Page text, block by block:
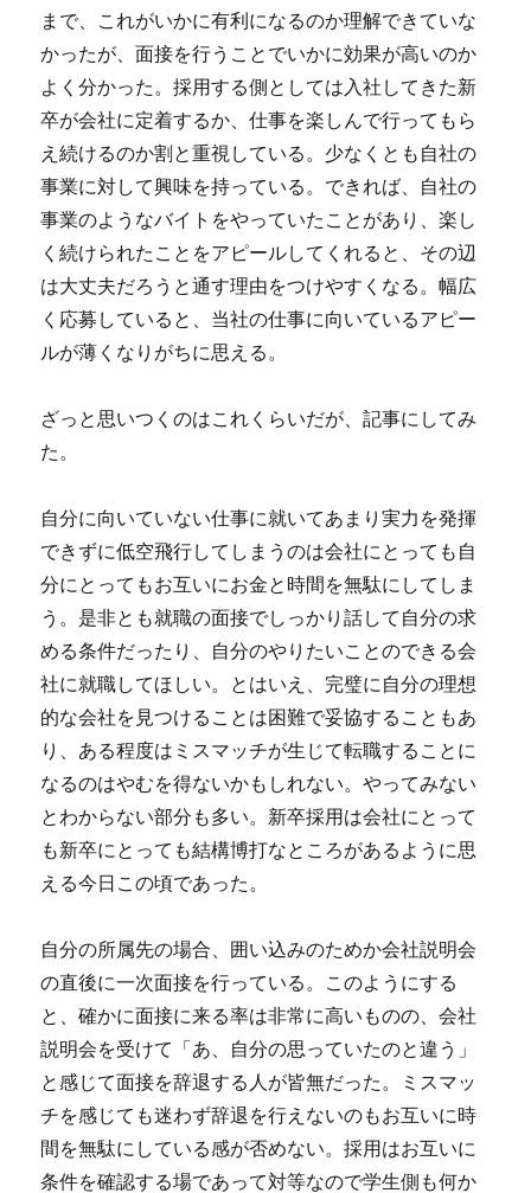
まで、これがいかに有利になるのか理解できていな
かったが、面接を行うことでいかに効果が高いのか
よく分かった。採用する側としては入社してきた新
卒が会社に定着するか、仕事を楽しんで行ってもら
え続けるのか割と重視している。少なくとも自社の
事業に対して興味を持っている。できれば、自社の
事業のようなバイトをやっていたことがあり、楽し
く続けられたことをアピールしてくれると、その辺
は大丈夫だろうと通す理由をつけやすくなる。幅広
く応募していると、当社の仕事に向いているアピー
ルが薄くなりがちに思える。
ざっと思いつくのはこれくらいだが、記事にしてみ
た。
自分に向いていない仕事に就いてあまり実力を発揮
できずに低空飛行してしまうのは会社にとっても自
分にとってもお互いにお金と時間を無駄にしてしま
う。是非とも就職の面接でしっかり話して自分の求
める条件だったり、自分のやりたいことのできる会
社に就職してほしい。とはいえ、完璧に自分の理想
的な会社を見つけることは困難で妥協することもあ
り、ある程度はミスマッチが生じて転職することに
なるのはやむを得ないかもしれない。やってみない
とわからない部分も多い。新卒採用は会社にとって
も新卒にとっても結構博打なところがあるように思
える今日この頃であった。
自分の所属先の場合、囲い込みのためか会社説明会
の直後に一次面接を行っている。このようにする
と、確かに面接に来る率は非常に高いものの、会社
説明会を受けて「あ、自分の思っていたのと違う」
と感じて面接を辞退する人が皆無だった。ミスマッ
チを感じても迷わず辞退を行えないのもお互いに時
間を無駄にしている感が否めない。採用はお互いに
条件を確認する場であって対等なので学生側も何か